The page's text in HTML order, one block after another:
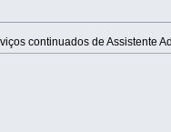
continuados de Assistente